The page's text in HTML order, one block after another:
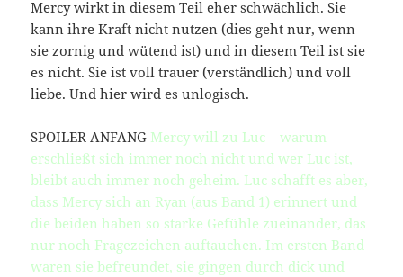
Mercy wirkt in diesem Teil eher schwächlich. Sie
kann ihre Kraft nicht nutzen (dies geht nur, wenn
sie zornig und wütend ist) und in diesem Teil ist sie
es nicht. Sie ist voll trauer (verständlich) und voll
liebe. Und hier wird es unlogisch.
SPOILER ANFANG Mercy will zu Luc – warum
erschließt sich immer noch nicht und wer Luc ist,
bleibt auch immer noch geheim. Luc schafft es aber,
dass Mercy sich an Ryan (aus Band 1) erinnert und
die beiden haben so starke Gefühle zueinander, das
nur noch Fragezeichen auftauchen. Im ersten Band
waren sie befreundet, sie gingen durch dick und